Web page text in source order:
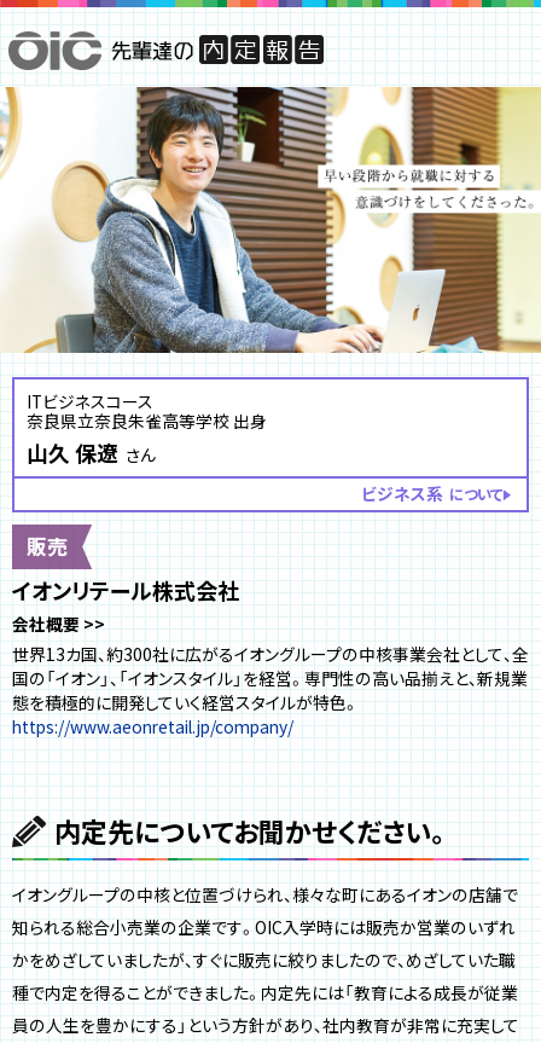
ITビジネスコース
奈良県立奈良朱雀高等学校 出身
山久 保遼 さん
ビジネス系 について
イオンリテール株式会社
会社概要
世界13カ国、約300社に広がるイオングループの中核事業会社として、全
国の「イオン」、「イオンスタイル」を経営。専門性の高い品揃えと、新規業
態を積極的に開発していく経営スタイルが特色。
https://www.aeonretail.jp/company/
内定先についてお聞かせください。
イオングループの中核と位置づけられ、様々な町にあるイオンの店舗で
知られる総合小売業の企業です。OIC入学時には販売か営業のいずれ
かをめざしていましたが、すぐに販売に絞りましたので、めざしていた職
種で内定を得ることができました。内定先には「教育による成長が従業
員の人生を豊かにする」という方針があり、社内教育が非常に充実して